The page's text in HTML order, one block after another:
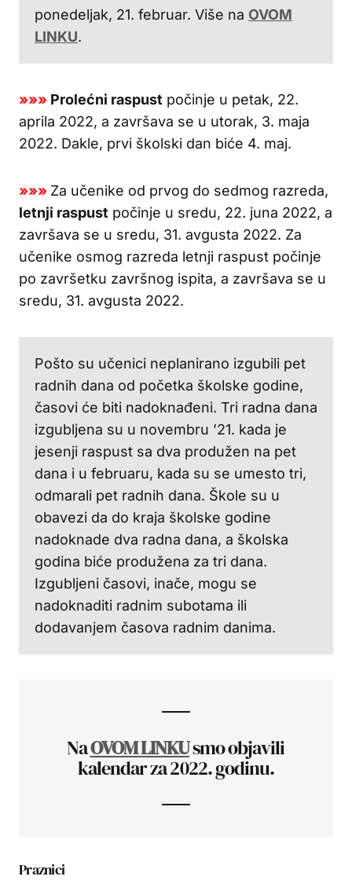
ponedeljak, 21. februar. Više na OVOM
LINKU.
»»» Prolećni raspust počinje u petak, 22.
aprila 2022, a završava se u utorak, 3. maja
2022. Dakle, prvi školski dan biće 4. maj.
»»» Za učenike od prvog do sedmog razreda,
letnji raspust počinje u sredu, 22. juna 2022, a
završava se u sredu, 31. avgusta 2022. Za
učenike osmog razreda letnji raspust počinje
po završetku završnog ispita, a završava se u
sredu, 31. avgusta 2022.
Pošto su učenici neplanirano izgubili pet
radnih dana od početka školske godine,
časovi će biti nadoknađeni. Tri radna dana
izgubljena su u novembru ’21. kada je
jesenji raspust sa dva produžen na pet
dana i u februaru, kada su se umesto tri,
odmarali pet radnih dana. Škole su u
obavezi da do kraja školske godine
nadoknade dva radna dana, a školska
godina biće produžena za tri dana.
Izgubljeni časovi, inače, mogu se
nadoknaditi radnim subotama ili
dodavanjem časova radnim danima.
NaOVOM LINKUsmo objavili
kalendar za 2022. godinu.
Praznici